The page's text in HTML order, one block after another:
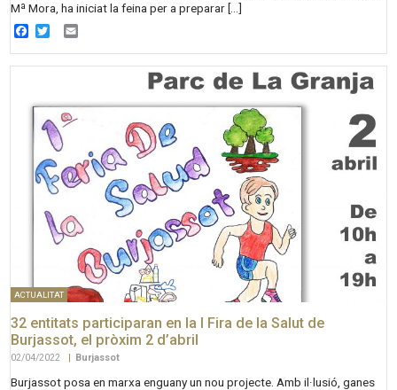
Mª Mora, ha iniciat la feina per a preparar […]
Facebook
Twitter
ACTUALITAT
32 entitats participaran en la I Fira de la Salut de
Burjassot, el pròxim 2 d’abril
02/04/2022 | Burjassot
Burjassot posa en marxa enguany un nou projecte. Amb il·lusió, ganes